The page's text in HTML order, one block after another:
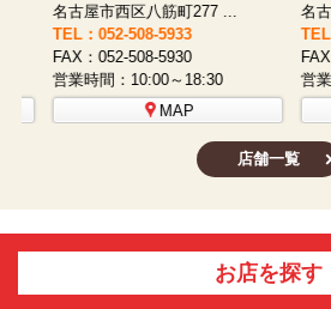
名古屋市西区八筋町277 ...
TEL：052-508-5933
FAX：052-508-5930
営業時間：10:00～18:30
MAP
名古
TEL
FAX
営業
店舗一覧
お店を探す